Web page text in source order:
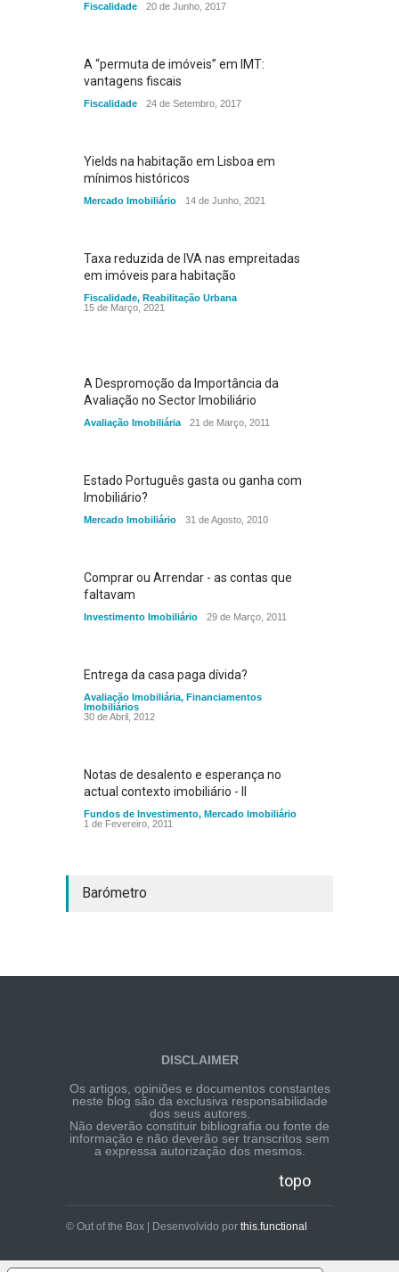
Fiscalidade 20 de Junho, 2017
A “permuta de imóveis” em IMT:
vantagens fiscais
Fiscalidade 24 de Setembro, 2017
Yields na habitação em Lisboa em
mínimos históricos
Mercado Imobiliário 14 de Junho, 2021
Taxa reduzida de IVA nas empreitadas
em imóveis para habitação
Fiscalidade, Reabilitação Urbana
15 de Março, 2021
A Despromoção da Importância da
Avaliação no Sector Imobiliário
Avaliação Imobiliária 21 de Março, 2011
Estado Português gasta ou ganha com
Imobiliário?
Mercado Imobiliário 31 de Agosto, 2010
Comprar ou Arrendar - as contas que
faltavam
Investimento Imobiliário 29 de Março, 2011
Entrega da casa paga dívida?
Avaliação Imobiliária, Financiamentos
Imobiliários
30 de Abril, 2012
Notas de desalento e esperança no
actual contexto imobiliário - II
Fundos de Investimento, Mercado Imobiliário
1 de Fevereiro, 2011
Barómetro
DISCLAIMER
Os artigos, opiniões e documentos constantes
neste blog são da exclusiva responsabilidade
dos seus autores.
Não deverão constituir bibliografia ou fonte de
informação e não deverão ser transcritos sem
a expressa autorização dos mesmos.
topo
© Out of the Box | Desenvolvido por this.functional